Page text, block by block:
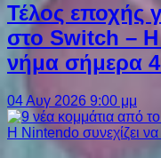
Τέλος εποχής
στο Switch – Η
νήμα σήμερα
04 Αυγ 2026 9:00 μμ